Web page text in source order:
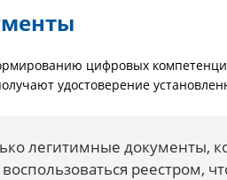
цифровых
удостоверение
легитимные документы,
воспользоваться реестром,